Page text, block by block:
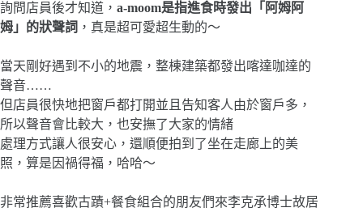
詢問店員後才知道， a-moom是指進食時發出「阿姆阿
姆」的狀聲詞 ，真是超可愛超生動的～
當天剛好遇到不小的地震，整棟建築都發出喀達咖達的
聲音……
但店員很快地把窗戶都打開並且告知客人由於窗戶多，
所以聲音會比較大，也安撫了大家的情緒
處理方式讓人很安心，還順便拍到了坐在走廊上的美
照，算是因禍得福，哈哈～
非常推薦喜歡古蹟+餐食組合的朋友們來李克承博士故居